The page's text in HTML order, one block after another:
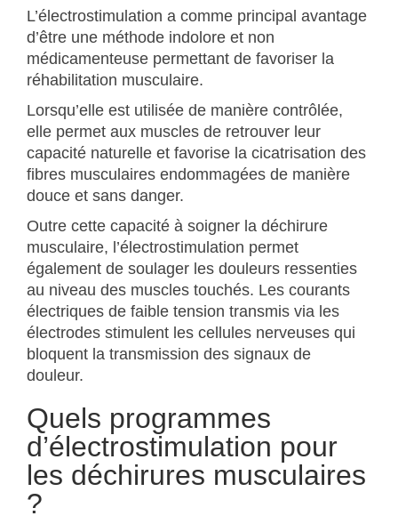
L’électrostimulation a comme principal avantage
d’être une méthode indolore et non
médicamenteuse permettant de favoriser la
réhabilitation musculaire.
Lorsqu’elle est utilisée de manière contrôlée,
elle permet aux muscles de retrouver leur
capacité naturelle et favorise la cicatrisation des
fibres musculaires endommagées de manière
douce et sans danger.
Outre cette capacité à soigner la déchirure
musculaire, l’électrostimulation permet
également de soulager les douleurs ressenties
au niveau des muscles touchés. Les courants
électriques de faible tension transmis via les
électrodes stimulent les cellules nerveuses qui
bloquent la transmission des signaux de
douleur.
Quels programmes
d’électrostimulation pour
les déchirures musculaires
?